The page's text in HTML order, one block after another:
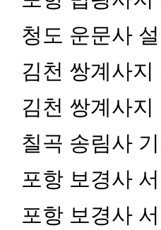
청도 운문사
김천 쌍계사지
김천 쌍계사지
칠곡 송림사
포항 보경사
포항 보경사